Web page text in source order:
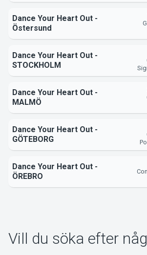
Dance Your Heart Out -
Östersund
Dance Your Heart Out -
STOCKHOLM
Dance Your Heart Out -
MALMÖ
Dance Your Heart Out -
GÖTEBORG
Dance Your Heart Out -
ÖREBRO
Vill du söka efter